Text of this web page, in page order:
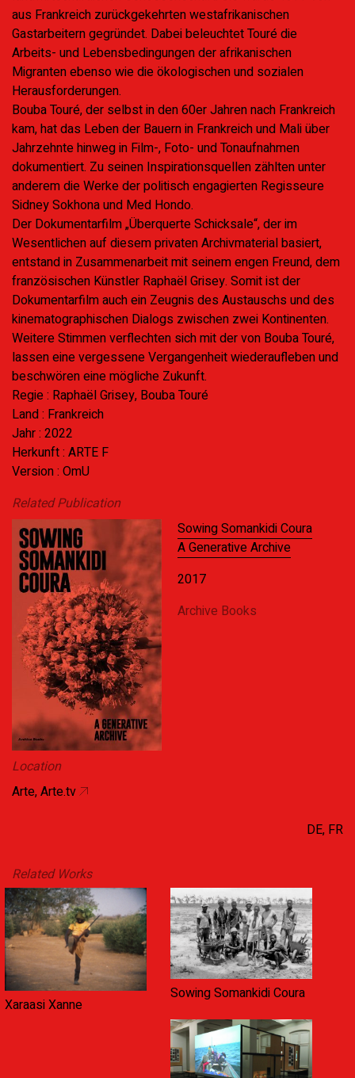
aus Frankreich zurückgekehrten westafrikanischen
Gastarbeitern gegründet. Dabei beleuchtet Touré die
Arbeits- und Lebensbedingungen der afrikanischen
Migranten ebenso wie die ökologischen und sozialen
Herausforderungen.
Bouba Touré, der selbst in den 60er Jahren nach Frankreich
kam, hat das Leben der Bauern in Frankreich und Mali über
Jahrzehnte hinweg in Film-, Foto- und Tonaufnahmen
dokumentiert. Zu seinen Inspirationsquellen zählten unter
anderem die Werke der politisch engagierten Regisseure
Sidney Sokhona und Med Hondo.
Der Dokumentarfilm „Überquerte Schicksale“, der im
Wesentlichen auf diesem privaten Archivmaterial basiert,
entstand in Zusammenarbeit mit seinem engen Freund, dem
französischen Künstler Raphaël Grisey. Somit ist der
Dokumentarfilm auch ein Zeugnis des Austauschs und des
kinematographischen Dialogs zwischen zwei Kontinenten.
Weitere Stimmen verflechten sich mit der von Bouba Touré,
lassen eine vergessene Vergangenheit wiederaufleben und
beschwören eine mögliche Zukunft.
Regie : Raphaël Grisey, Bouba Touré
Land : Frankreich
Jahr : 2022
Herkunft : ARTE F
Version : OmU
Related Publication
Sowing Somankidi Coura
A Generative Archive
2017
Archive Books
Location
Arte, Arte.tv
DE, FR
Related Works
Xaraasi Xanne
Sowing Somankidi Coura